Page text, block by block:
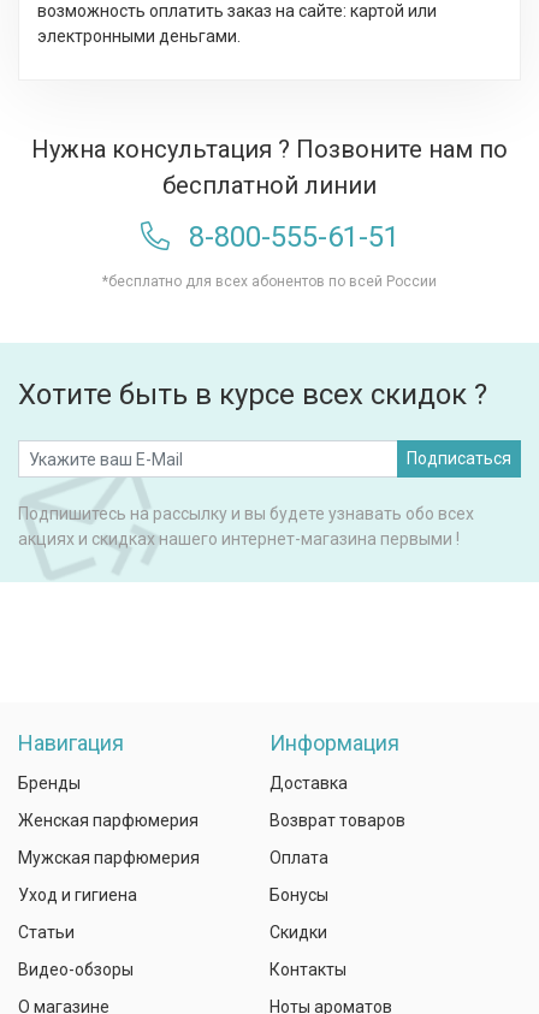
возможность оплатить заказ на сайте: картой или
электронными деньгами.
Нужна консультация ? Позвоните нам по
бесплатной линии
8-800-555-61-51
*бесплатно для всех абонентов по всей России
Хотите быть в курсе всех скидок ?
Подписаться
Подпишитесь на рассылку и вы будете узнавать обо всех
акциях и скидках нашего интернет-магазина первыми !
Навигация
Бренды
Женская парфюмерия
Мужская парфюмерия
Уход и гигиена
Статьи
Видео-обзоры
О магазине
Информация
Доставка
Возврат товаров
Оплата
Бонусы
Скидки
Контакты
Ноты ароматов